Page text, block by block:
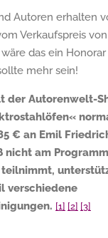
Autoren erhalten
Verkaufspreis
das ein
mehr sein!
der Autorenwelt-
€ an Emil
nicht am
verschiedene
[1] [2] [3]